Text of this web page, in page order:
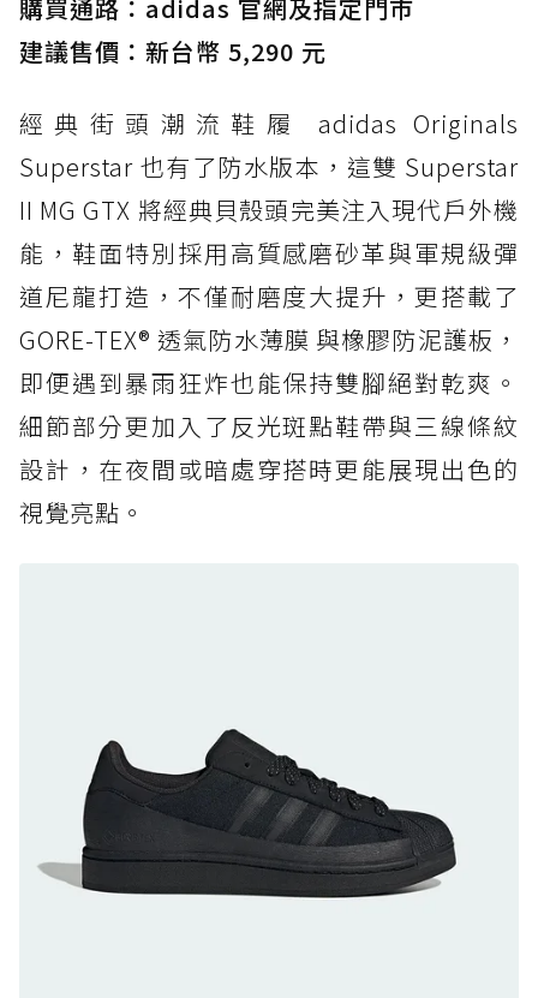
防水鞋推薦 3. Nike Dunk Low GORE-TEX：
經典 Dunk 輪廓加上防水科技，雨天穿搭帥度不
打折
防水鞋推薦 4. ASICS TRABUCO 14 GTX：搭
載 GORE-TEX 隱形貼合科技，全方位防水神鞋
防水鞋推薦 5. Salomon XT-6 GORE-TEX：潮
人必備山系鞋王！防滑、防水與街頭顏值一次攻
頂
防水鞋推薦 6. HOKA Stinson Evo GTX：越野
復刻厚底，GORE-TEX 防水與增高神器一次滿
防水鞋推薦 7. Timberland Motion Access：
黃靴同級頂級防水，輕量化工裝健走鞋雨天必備
防水鞋推薦 7. Timberland Motion Access：
黃靴同級頂級防水，輕量化工裝健走鞋雨天必備
防水鞋推薦 10. PUMA Voyage NITRO™ 4
GORE-TEX：氮氣中底注入，回彈與防滑兼具的
全天候越野跑鞋
防水鞋推薦 11. On Cloudhorizon 2 WP：腳
感軟彈、搭載 Missiongrip™ 的防水輕越野鞋
購買通路：adidas 官網及指定門市
建議售價：新台幣 5,290 元
經典街頭潮流鞋履 adidas Originals
Superstar 也有了防水版本，這雙 Superstar
II MG GTX 將經典貝殼頭完美注入現代戶外機
能，鞋面特別採用高質感磨砂革與軍規級彈
道尼龍打造，不僅耐磨度大提升，更搭載了
GORE-TEX® 透氣防水薄膜 與橡膠防泥護板，
即便遇到暴雨狂炸也能保持雙腳絕對乾爽。
細節部分更加入了反光斑點鞋帶與三線條紋
設計，在夜間或暗處穿搭時更能展現出色的
視覺亮點。